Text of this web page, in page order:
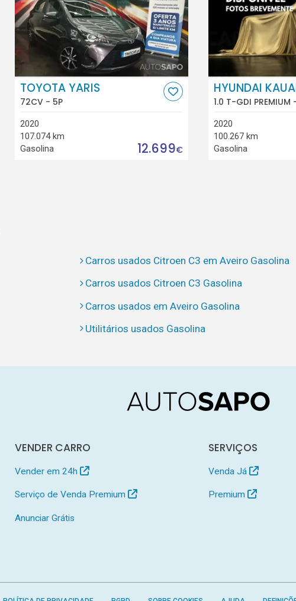
TOYOTA YARIS
72CV - 5P
2020
107.074 km
Gasolina
12.699€
HYUNDAI
1.0 T-GDI
2020
100.267 km
Gasolina
Carros usados Citroen C3 em Aveiro Gasolina
Carros usados Citroen C3 Gasolina
Carros usados em Aveiro Gasolina
Utilitários usados Gasolina
VENDER CARRO
Vender em 24h
Serviço de Venda Premium
Anunciar Grátis
SERVIÇOS
Venda Já
Premium